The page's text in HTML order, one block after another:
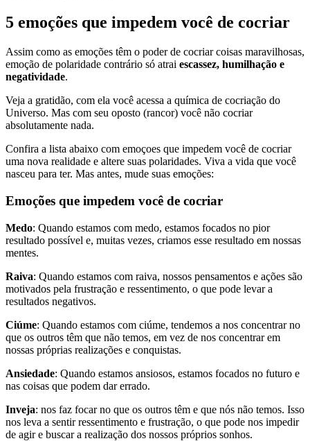
5 emoções que impedem você de cocriar
Assim como as emoções têm o poder de cocriar coisas maravilhosas,
emoção de polaridade contrário só atrai escassez, humilhação e
negatividade.
Veja a gratidão, com ela você acessa a química de cocriação do
Universo. Mas com seu oposto (rancor) você não cocriar
absolutamente nada.
Confira a lista abaixo com emoçoes que impedem você de cocriar
uma nova realidade e altere suas polaridades. Viva a vida que você
nasceu para ter. Mas antes, mude suas emoções:
Emoções que impedem você de cocriar
Medo: Quando estamos com medo, estamos focados no pior
resultado possível e, muitas vezes, criamos esse resultado em nossas
mentes.
Raiva: Quando estamos com raiva, nossos pensamentos e ações são
motivados pela frustração e ressentimento, o que pode levar a
resultados negativos.
Ciúme: Quando estamos com ciúme, tendemos a nos concentrar no
que os outros têm que não temos, em vez de nos concentrar em
nossas próprias realizações e conquistas.
Ansiedade: Quando estamos ansiosos, estamos focados no futuro e
nas coisas que podem dar errado.
Inveja: nos faz focar no que os outros têm e que nós não temos. Isso
nos leva a sentir ressentimento e frustração, o que pode nos impedir
de agir e buscar a realização dos nossos próprios sonhos.